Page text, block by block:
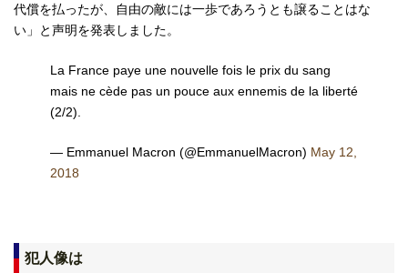
代償を払ったが、自由の敵には一歩であろうとも譲ることはな
い」と声明を発表しました。
La France paye une nouvelle fois le prix du sang
mais ne cède pas un pouce aux ennemis de la liberté
(2/2).
— Emmanuel Macron (@EmmanuelMacron) May 12,
2018
犯人像は